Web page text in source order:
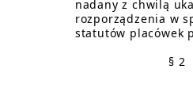
nadany z chwilą
rozporządzenia w
statutów placówek
§ 2